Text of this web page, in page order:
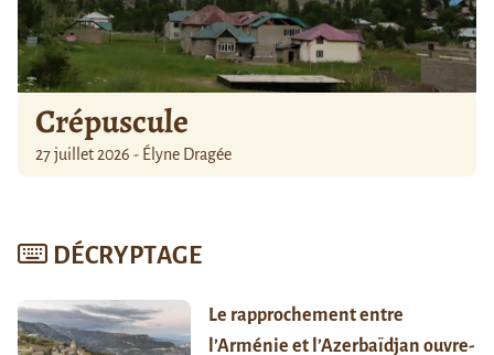
Crépuscule
27 juillet 2026 - Élyne Dragée
DÉCRYPTAGE
Le rapprochement entre
l’Arménie et l’Azerbaïdjan ouvre-